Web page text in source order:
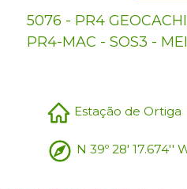
5076 - PR4
PR4-MAC - SOS3 -
Estação de Ortiga
N 39º 28' 17.674''